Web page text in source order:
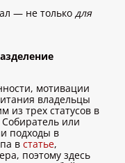
— не только для
мотивации
владельцы
из трех статусов в
или
подходы в
в статье,
поэтому здесь